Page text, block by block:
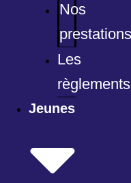
Nos
prestations
Les
règlements
Jeunes